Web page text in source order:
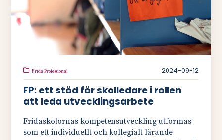
Frida Professional 2024-09-12
FP: ett stöd för skolledare i rollen
att leda utvecklingsarbete
Fridaskolornas kompetensutveckling utformas
som ett individuellt och kollegialt lärande